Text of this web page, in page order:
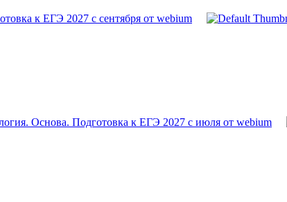
к ЕГЭ 2027 с сентября от webium
Основа. Подготовка к ЕГЭ 2027 с июля от webium